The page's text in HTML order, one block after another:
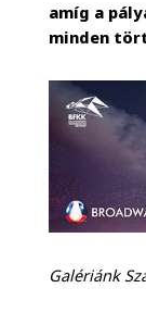
amíg a
minden
Galériánk